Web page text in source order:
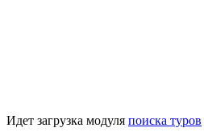
Идет загрузка модуля поиска туров